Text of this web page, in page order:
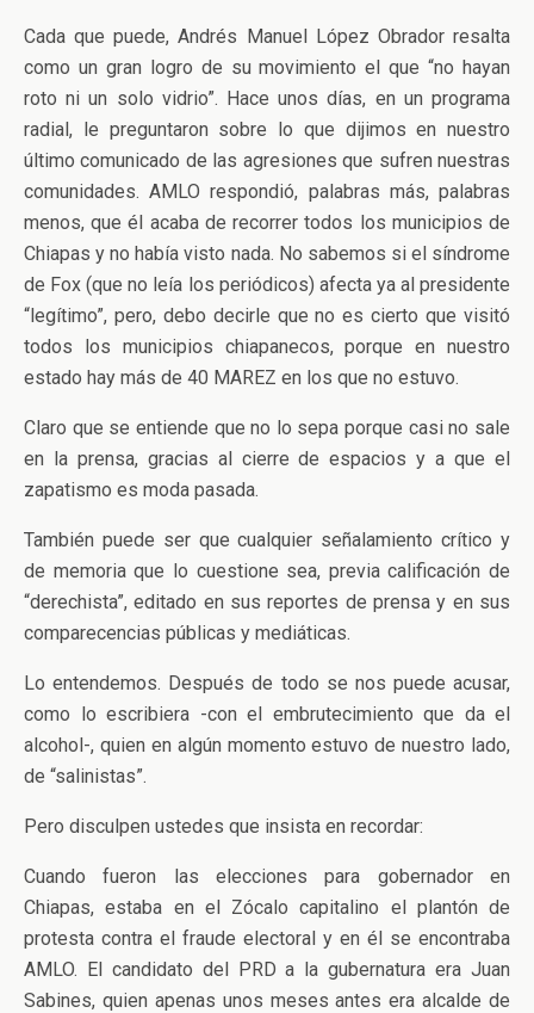
Cada que puede, Andrés Manuel López Obrador resalta
como un gran logro de su movimiento el que “no hayan
roto ni un solo vidrio”. Hace unos días, en un programa
radial, le preguntaron sobre lo que dijimos en nuestro
último comunicado de las agresiones que sufren nuestras
comunidades. AMLO respondió, palabras más, palabras
menos, que él acaba de recorrer todos los municipios de
Chiapas y no había visto nada. No sabemos si el síndrome
de Fox (que no leía los periódicos) afecta ya al presidente
“legítimo”, pero, debo decirle que no es cierto que visitó
todos los municipios chiapanecos, porque en nuestro
estado hay más de 40 MAREZ en los que no estuvo.
Claro que se entiende que no lo sepa porque casi no sale
en la prensa, gracias al cierre de espacios y a que el
zapatismo es moda pasada.
También puede ser que cualquier señalamiento crítico y
de memoria que lo cuestione sea, previa calificación de
“derechista”, editado en sus reportes de prensa y en sus
comparecencias públicas y mediáticas.
Lo entendemos. Después de todo se nos puede acusar,
como lo escribiera -con el embrutecimiento que da el
alcohol-, quien en algún momento estuvo de nuestro lado,
de “salinistas”.
Pero disculpen ustedes que insista en recordar:
Cuando fueron las elecciones para gobernador en
Chiapas, estaba en el Zócalo capitalino el plantón de
protesta contra el fraude electoral y en él se encontraba
AMLO. El candidato del PRD a la gubernatura era Juan
Sabines, quien apenas unos meses antes era alcalde de